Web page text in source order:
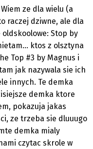
ze dla wielu (a
raczej dziwne, ale dla
Stop by
ktos z olsztyna
Top #3 by Magnus i
jak nazywala sie ich
innych. Te demka
demka ktore
pokazuja jakas
ze trzeba sie dluuugo
demka mialy
czytac skrole w